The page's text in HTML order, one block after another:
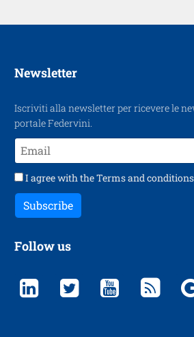
Newsletter
Iscriviti alla newsletter per ricevere le
portale Federvini.
I agree with theTerms and conditions
Subscribe
Follow us